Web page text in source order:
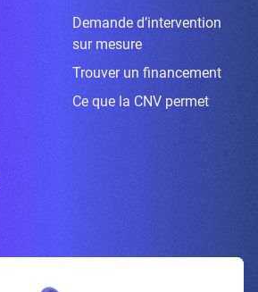
Demande d’intervention
sur mesure
Trouver un financement
Ce que la CNV permet